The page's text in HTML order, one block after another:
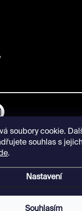
soubory cookie.
souhlas s
.
Nastavení
Souhlasím
Kunsthalle Praha Design
vyhrazena.